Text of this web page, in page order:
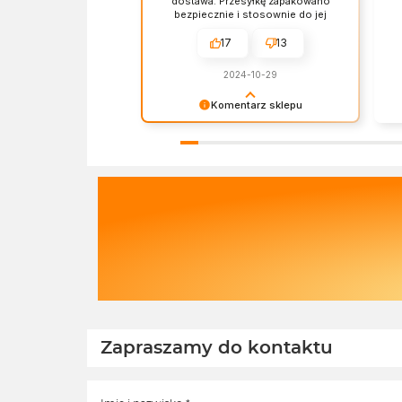
Komentarz sklepu
bezpiecznie i stosownie do jej
jakość produktów - wszystko bez
17 13
2024-10-29
Zapraszamy do kontaktu